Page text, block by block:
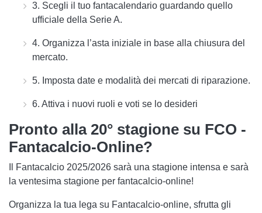
3. Scegli il tuo fantacalendario guardando quello
ufficiale della Serie A.
4. Organizza l’asta iniziale in base alla chiusura del
mercato.
5. Imposta date e modalità dei mercati di riparazione.
6. Attiva i nuovi ruoli e voti se lo desideri
Pronto alla 20° stagione su FCO -
Fantacalcio-Online?
Fantacalcio 2025/2026 sarà una stagione intensa e sarà
la ventesima stagione per fantacalcio-online!
Organizza la tua lega su Fantacalcio-online, sfrutta gli